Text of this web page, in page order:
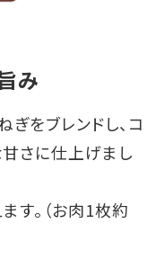
み
をブレンドし、コ
さに仕上げまし
す。（お肉1枚約